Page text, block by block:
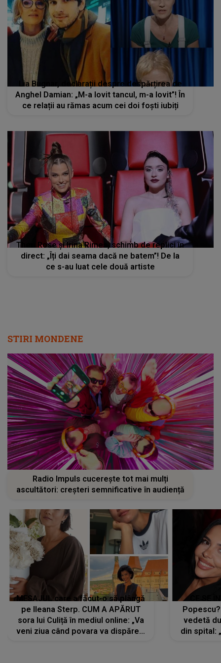
Lia Bugnar, declarații despre despărțirea de
Anghel Damian: „M-a lovit tancul, m-a lovit”! În
ce relații au rămas acum cei doi foști iubiți
Theo Rose și Irina Rimes, schimb de replici în
direct: „Îți dai seama dacă ne batem”! De la
ce s-au luat cele două artiste
STIRI MONDENE
Radio Impuls cucerește tot mai mulți
ascultători: creșteri semnificative în audiență
MESAJUL care a făcut-o să plângă
pe Ileana Sterp. CUM A APĂRUT
sora lui Culiță în mediul online: „Va
veni ziua când povara va dispărea,
vedetă
din spital: